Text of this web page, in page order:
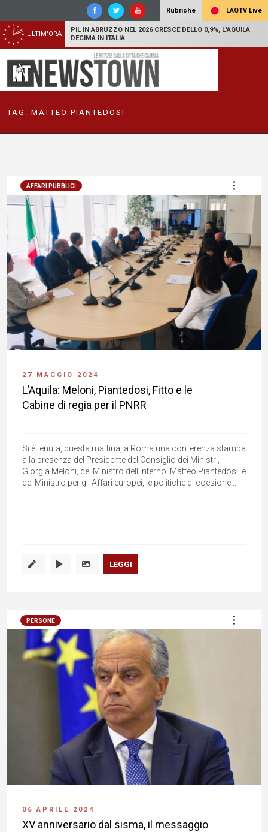
Rubriche LAQTV Live
ULTIM'ORA
PIL IN ABRUZZO NEL 2026 CRESCE DELLO 0,9%, L'AQUILA
DECIMA IN ITALIA
TAG: MATTEO PIANTEDOSI
AFFARI PUBBLICI
27 MAGGIO 2024
L’Aquila: Meloni, Piantedosi, Fitto e le
Cabine di regia per il PNRR
Si è tenuta, questa mattina, a Roma una conferenza stampa
alla presenza del Presidente del Consiglio dei Ministri,
Giorgia Meloni, del Ministro dell'Interno, Matteo Piantedosi, e
del Ministro per gli Affari europei, le politiche di coesione...
LEGGI
PERSONE
06 APRILE 2024
XV anniversario dal sisma, il messaggio